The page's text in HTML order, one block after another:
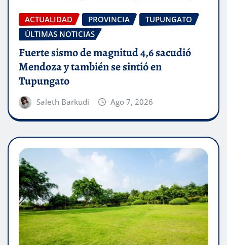
ACTUALIDAD PROVINCIA
TUPUNGATO
ÚLTIMAS NOTICIAS
Fuerte sismo de magnitud 4,6 sacudió
Mendoza y también se sintió en
Tupungato
Saleth Barkudi Ago 7, 2026